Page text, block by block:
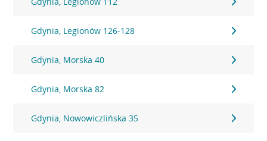
Gdynia, Legionów 126-128
Gdynia, Morska 40
Gdynia, Morska 82
Gdynia, Nowowiczlińska 35